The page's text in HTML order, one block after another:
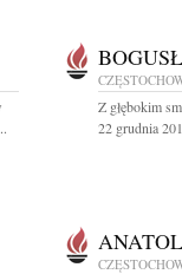
Z głębokim
22 grudnia